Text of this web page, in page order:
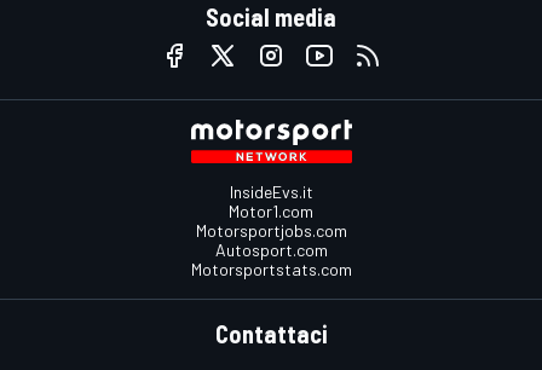
Social media
InsideEvs.it
Motor1.com
Motorsportjobs.com
Autosport.com
Motorsportstats.com
Contattaci